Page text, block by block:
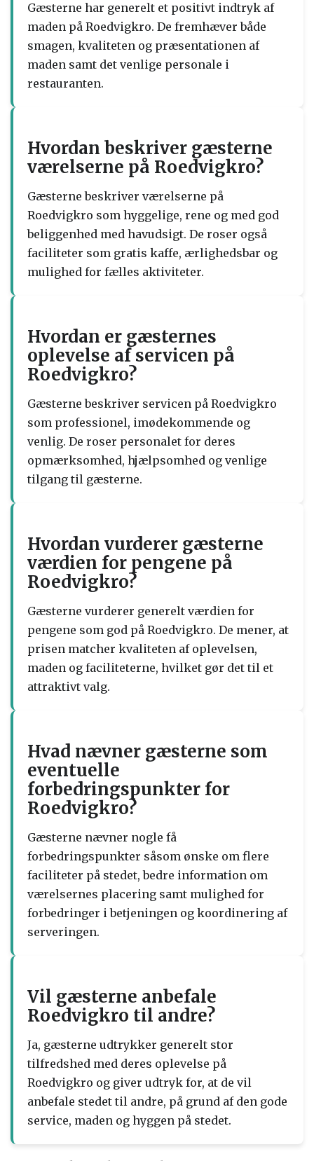
Gæsterne har generelt et positivt indtryk af
maden på Roedvigkro. De fremhæver både
smagen, kvaliteten og præsentationen af
maden samt det venlige personale i
restauranten.
Hvordan beskriver gæsterne
værelserne på Roedvigkro?
Gæsterne beskriver værelserne på
Roedvigkro som hyggelige, rene og med god
beliggenhed med havudsigt. De roser også
faciliteter som gratis kaffe, ærlighedsbar og
mulighed for fælles aktiviteter.
Hvordan er gæsternes
oplevelse af servicen på
Roedvigkro?
Gæsterne beskriver servicen på Roedvigkro
som professionel, imødekommende og
venlig. De roser personalet for deres
opmærksomhed, hjælpsomhed og venlige
tilgang til gæsterne.
Hvordan vurderer gæsterne
værdien for pengene på
Roedvigkro?
Gæsterne vurderer generelt værdien for
pengene som god på Roedvigkro. De mener, at
prisen matcher kvaliteten af oplevelsen,
maden og faciliteterne, hvilket gør det til et
attraktivt valg.
Hvad nævner gæsterne som
eventuelle
forbedringspunkter for
Roedvigkro?
Gæsterne nævner nogle få
forbedringspunkter såsom ønske om flere
faciliteter på stedet, bedre information om
værelsernes placering samt mulighed for
forbedringer i betjeningen og koordinering af
serveringen.
Vil gæsterne anbefale
Roedvigkro til andre?
Ja, gæsterne udtrykker generelt stor
tilfredshed med deres oplevelse på
Roedvigkro og giver udtryk for, at de vil
anbefale stedet til andre, på grund af den gode
service, maden og hyggen på stedet.